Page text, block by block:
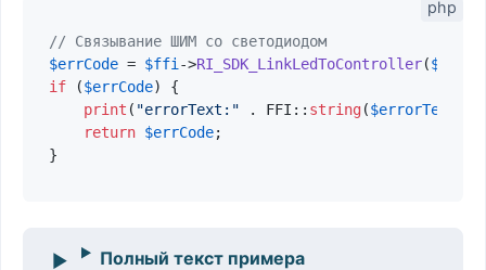
// Связывание ШИМ со светодиодом
$errCode = $ffi ->RI_SDK_LinkLedToController($led
if ($errCode) {
print ( "errorText:" . FFI:: string($errorText
return $errCode;
Полный текст примера